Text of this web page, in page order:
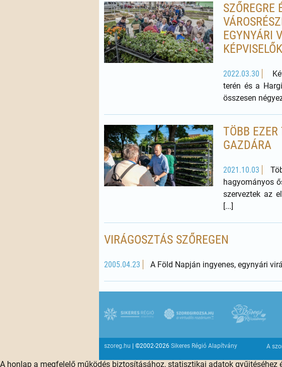
SZŐREGRE
EGYNYÁRI
KÉPVISELŐK
2022.03.30
terén és a
összesen
TÖBB
GAZDÁRA
2021.10.03
hagyományos
szerveztek az
[...]
VIRÁGOSZTÁS SZŐREGEN
2005.04.23 A Föld Napján ingyenes, egynyári
szoreg.hu | ©2002-2026 Sikeres Régió Alapítvány A
A honlap a megfelelő működés biztosításához, statisztikai adatok gyűjtéséhez